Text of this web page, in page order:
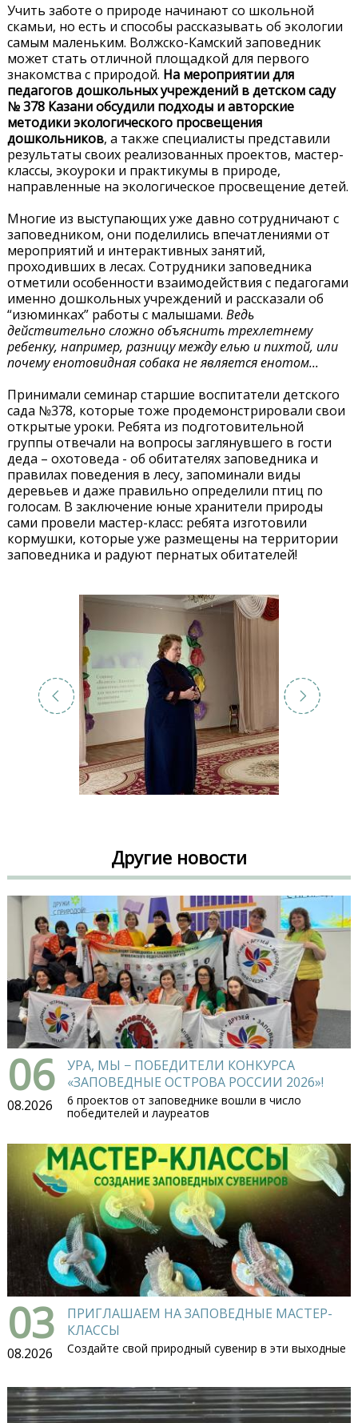
Учить заботе о природе начинают со школьной
скамьи, но есть и способы рассказывать об экологии
самым маленьким. Волжско-Камский заповедник
может стать отличной площадкой для первого
знакомства с природой. На мероприятии для
педагогов дошкольных учреждений в детском саду
№ 378 Казани обсудили подходы и авторские
методики экологического просвещения
дошкольников, а также специалисты представили
результаты своих реализованных проектов, мастер-
классы, экоуроки и практикумы в природе,
направленные на экологическое просвещение детей.
Многие из выступающих уже давно сотрудничают с
заповедником, они поделились впечатлениями от
мероприятий и интерактивных занятий,
проходивших в лесах. Сотрудники заповедника
отметили особенности взаимодействия с педагогами
именно дошкольных учреждений и рассказали об
“изюминках” работы с малышами. Ведь
действительно сложно объяснить трехлетнему
ребенку, например, разницу между елью и пихтой, или
почему енотовидная собака не является енотом...
Принимали семинар старшие воспитатели детского
сада №378, которые тоже продемонстрировали свои
открытые уроки. Ребята из подготовительной
группы отвечали на вопросы заглянувшего в гости
деда – охотоведа - об обитателях заповедника и
правилах поведения в лесу, запоминали виды
деревьев и даже правильно определили птиц по
голосам. В заключение юные хранители природы
сами провели мастер-класс: ребята изготовили
кормушки, которые уже размещены на территории
заповедника и радуют пернатых обитателей!
Другие новости
06
08.2026
УРА, МЫ − ПОБЕДИТЕЛИ КОНКУРСА
«ЗАПОВЕДНЫЕ ОСТРОВА РОССИИ 2026»!
6 проектов от заповеднике вошли в число
победителей и лауреатов
03
08.2026
ПРИГЛАШАЕМ НА ЗАПОВЕДНЫЕ МАСТЕР-
КЛАССЫ
Создайте свой природный сувенир в эти выходные